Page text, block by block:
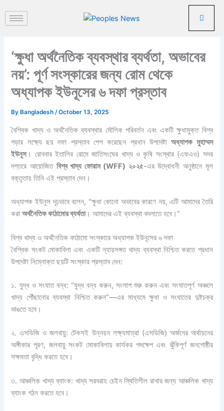
‘ক্ষুধা অর্থনৈতিক ব্যবস্থার ব্যর্থতা, অভাবের
নয়’: পূর্ণ সংস্কারের জন্য রোম থেকে
অধ্যাপক ইউনূসের ৬ দফা প্রস্তাব
By Bangladesh/October 13, 2025
বৈশ্বিক খাদ্য ও অর্থনৈতিক ব্যবস্থার মৌলিক পরিবর্তন এবং একটি ক্ষুধামুক্ত বিশ্ব
গড়ার লক্ষ্যে ছয় দফা প্রস্তাব পেশ করেছেন প্রধান উপদেষ্টাঅধ্যাপক মুহাম্মদ
ইউনূস। রোববার ইতালির রোমে জাতিসংঘের খাদ্য ও কৃষি সংস্থার (এফএও) সদর
দপ্তরে আয়োজিত বিশ্ব খাদ্য ফোরাম (WFF) ২০২৫-এর উদ্বোধনী অনুষ্ঠানে মূল
বক্তৃতায় তিনি এই প্রস্তাব দেন।
অধ্যাপক ইউনূস দৃঢ়ভাবে বলেন, “ক্ষুধা কোনো অভাবের কারণে নয়, এটি আমাদের তৈরি
করাঅর্থনৈতিক কাঠামোর ব্যর্থতা। আমাদের এই ব্যবস্থা বদলাতে হবে।”
বিশ্ব খাদ্য ও অর্থনৈতিক কাঠামো সংস্কারে অধ্যাপক ইউনূসের ৬ দফা
বৈশ্বিক সংকট মোকাবিলা এবং একটি ন্যায়সঙ্গত খাদ্য ব্যবস্থা নিশ্চিত করতে প্রধান
উপদেষ্টা নিম্নোক্ত ছয়টি সংস্কার প্রস্তাব দেন:
১. যুদ্ধ ও সংঘাত বন্ধ: “যুদ্ধ বন্ধ করুন, সংলাপ শুরু করুন এবং সংঘাতপূর্ণ অঞ্চলে
খাদ্য পৌঁছানোর ব্যবস্থা নিশ্চিত করুন”—এর মাধ্যমে ক্ষুধা ও সংঘাতের দুষ্টচক্র
ভাঙতে হবে।
২. এসডিজি ও জলবায়ু: টেকসই উন্নয়ন লক্ষ্যমাত্রা (এসডিজি) অর্জনের অর্থায়নের
অঙ্গীকার পূরণ, জলবায়ু সংকট মোকাবিলায় কার্যকর পদক্ষেপ এবং ঝুঁকিপূর্ণ জনগোষ্ঠীর
সক্ষমতা বৃদ্ধি করতে হবে।
৩. আঞ্চলিক খাদ্য ব্যাংক: খাদ্য সরবরাহ চেইন স্থিতিশীল রাখার জন্য আঞ্চলিক খাদ্য
ব্যাংক গঠন করতে হবে।
রা
ত
ব